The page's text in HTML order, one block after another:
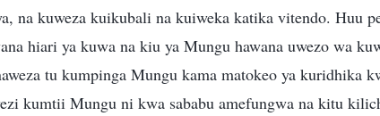
na kuweza kuikubali na kuiweka katika vitendo. Huu
hiari ya kuwa na kiu ya Mungu hawana uwezo wa
tu kumpinga Mungu kama matokeo ya kuridhika
kumtii Mungu ni kwa sababu amefungwa na kitu